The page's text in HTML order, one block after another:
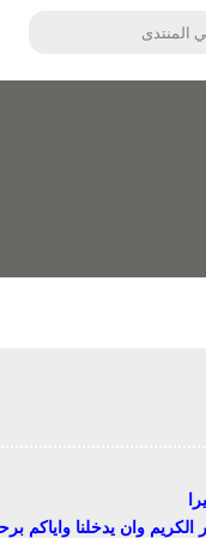
وان يدخلنا واياكم